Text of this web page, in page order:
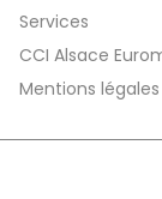
Services
CCI Alsace
Mentions légales